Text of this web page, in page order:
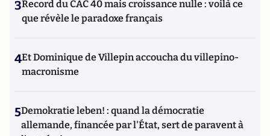
3Record du CAC 40 mais croissance nulle : voilà ce
que révèle le paradoxe français
4Et Dominique de Villepin accoucha du villepino-
macronisme
5Demokratie leben! : quand la démocratie
allemande, financée par l'État, sert de paravent à